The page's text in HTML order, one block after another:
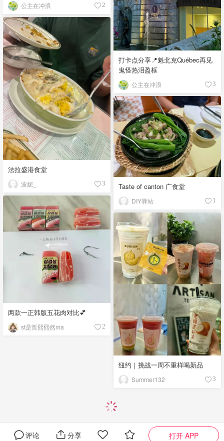
公主在冲浪 2
打卡点分享📍魁北克Québec再见
鬼怪热泪盈框
公主在冲浪 3
法拉盛港食堂
波妮_ 3 Taste of canton 广食堂
DIY驿站 1
两款一正韩版五花肉对比💕
st是哲熙熙然ma 2
纽约｜挑战一周不重样喝新品
Summer132 3
评论 分享 打开 APP